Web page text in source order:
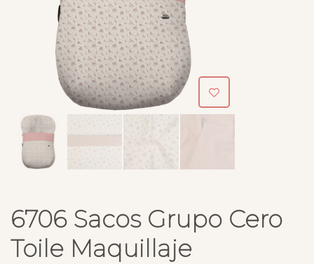
6706 Sacos Grupo Cero
Toile Maquillaje